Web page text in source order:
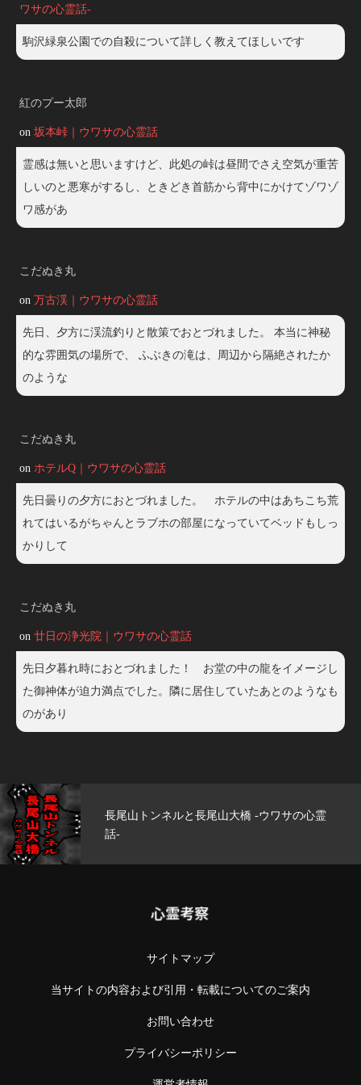
ワサの心霊話-
駒沢緑泉公園での自殺について詳しく教えてほしいです
紅のプー太郎
on 坂本峠｜ウワサの心霊話
霊感は無いと思いますけど、此処の峠は昼間でさえ空気が重苦
しいのと悪寒がするし、ときどき首筋から背中にかけてゾワゾ
ワ感があ
こだぬき丸
on 万古渓｜ウワサの心霊話
先日、夕方に渓流釣りと散策でおとづれました。 本当に神秘
的な雰囲気の場所で、 ふぶきの滝は、周辺から隔絶されたか
のような
こだぬき丸
on ホテルQ｜ウワサの心霊話
先日曇りの夕方におとづれました。 ホテルの中はあちこち荒
れてはいるがちゃんとラブホの部屋になっていてベッドもしっ
かりして
こだぬき丸
on 廿日の浄光院｜ウワサの心霊話
先日夕暮れ時におとづれました！ お堂の中の龍をイメージし
た御神体が迫力満点でした。隣に居住していたあとのようなも
のがあり
玄武洞公園 -ウワサの心霊話-
心霊考察
サイトマップ
当サイトの内容および引用・転載についてのご案内
お問い合わせ
プライバシーポリシー